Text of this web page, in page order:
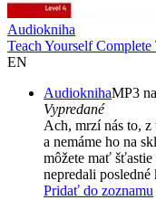
Audiokniha
Teach Yourself
EN
AudioknihaMP3
Vypredané
Ach, mrzí nás to,
a nemáme ho na
môžete mať
nepredali posledné
Pridať do zoznamu